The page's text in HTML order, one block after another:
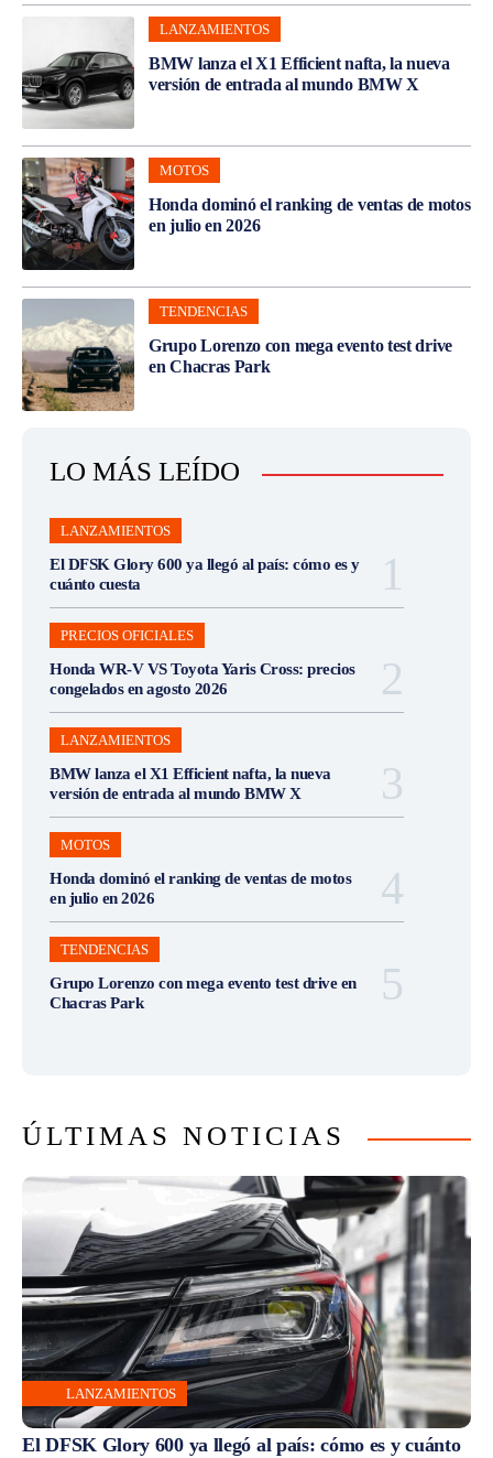
LANZAMIENTOS
BMW lanza el X1 Efficient nafta, la nueva
versión de entrada al mundo BMW X
MOTOS
Honda dominó el ranking de ventas de motos
en julio en 2026
TENDENCIAS
Grupo Lorenzo con mega evento test drive
en Chacras Park
LO MÁS LEÍDO
LANZAMIENTOS
El DFSK Glory 600 ya llegó al país: cómo es y
cuánto cuesta
PRECIOS OFICIALES
Honda WR-V VS Toyota Yaris Cross: precios
congelados en agosto 2026
LANZAMIENTOS
BMW lanza el X1 Efficient nafta, la nueva
versión de entrada al mundo BMW X
MOTOS
Honda dominó el ranking de ventas de motos
en julio en 2026
TENDENCIAS
Grupo Lorenzo con mega evento test drive en
Chacras Park
ÚLTIMAS NOTICIAS
LANZAMIENTOS
El DFSK Glory 600 ya llegó al país: cómo es y cuánto